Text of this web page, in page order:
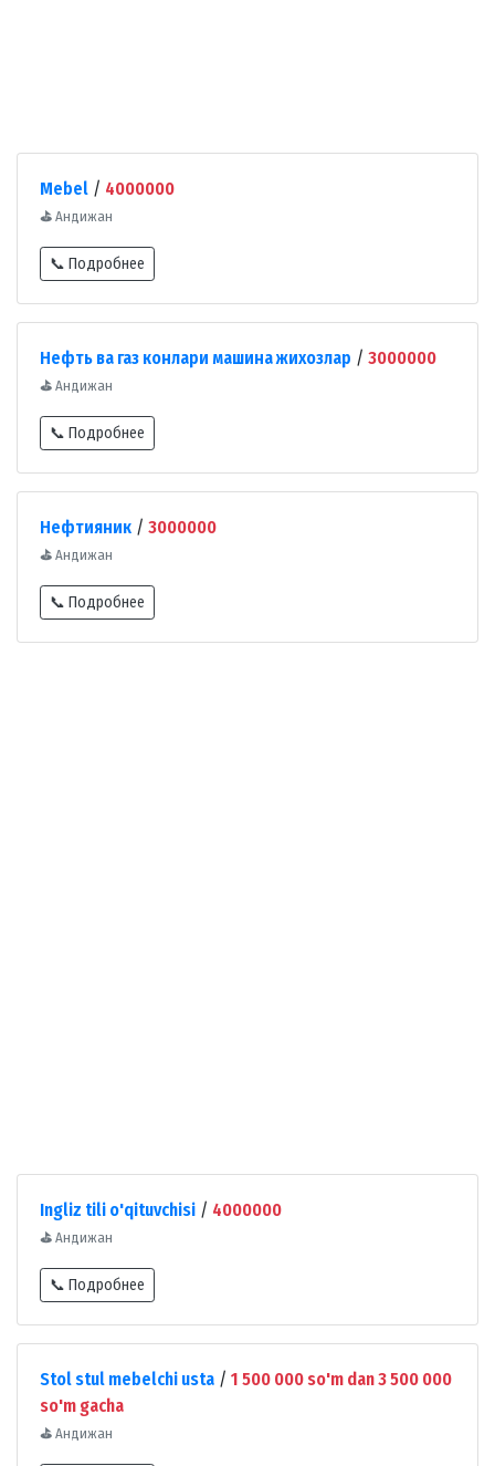
Mebel / 4000000
⛳ Андижан
📞 Подробнее
Нефть ва газ конлари машина жихозлар / 3000000
⛳ Андижан
📞 Подробнее
Нефтияник / 3000000
⛳ Андижан
📞 Подробнее
Ingliz tili o'qituvchisi / 4000000
⛳ Андижан
📞 Подробнее
Stol stul mebelchi usta / 1 500 000 so'm dan 3 500 000
so'm gacha
⛳ Андижан